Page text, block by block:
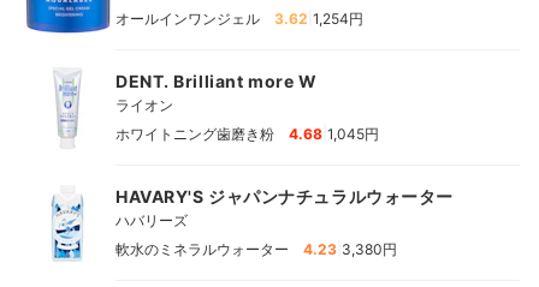
オールインワンジェル
3.62 1,254円
DENT. Brilliant more W
ライオン
ホワイトニング歯磨き粉
4.68 1,045円
HAVARY'S ジャパンナチュラルウォーター
ハバリーズ
軟水のミネラルウォーター
4.23 3,380円